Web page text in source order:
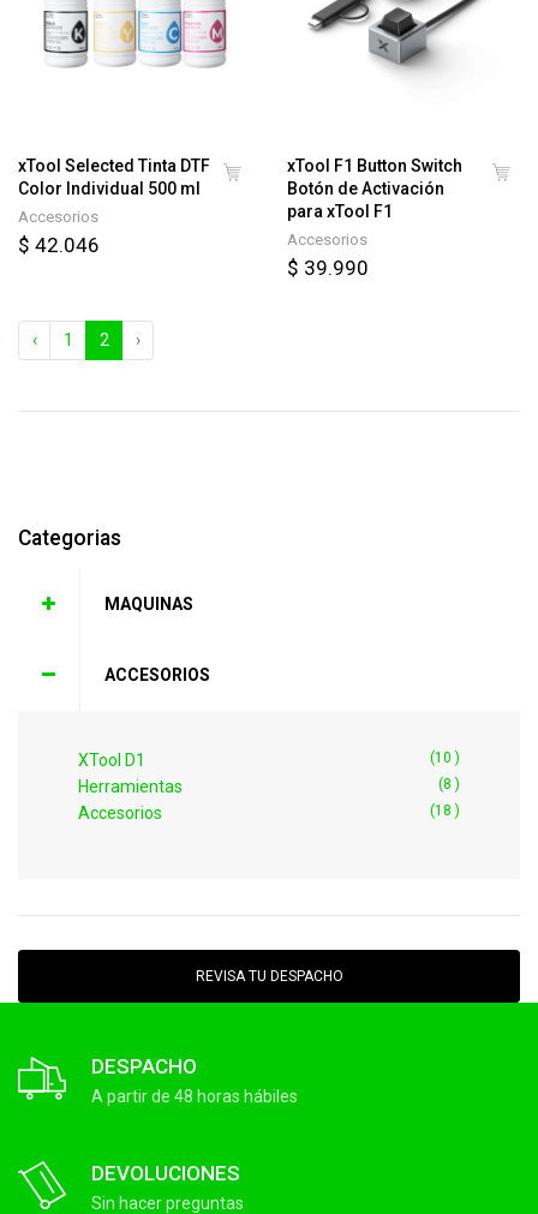
xTool Selected Tinta DTF
Color Individual 500 ml
Accesorios
$ 42.046
xTool F1 Button Switch
Botón de Activación
para xTool F1
Accesorios
$ 39.990
‹ 1 2 ›
Categorias
MAQUINAS
ACCESORIOS
XTool D1 (10 )
Herramientas (8 )
Accesorios (18 )
REVISA TU DESPACHO
DESPACHO
A partir de 48 horas hábiles
DEVOLUCIONES
Sin hacer preguntas